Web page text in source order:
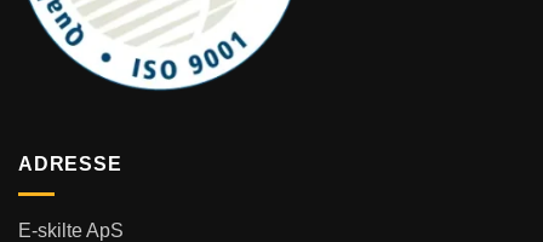
ADRESSE
E-skilte ApS